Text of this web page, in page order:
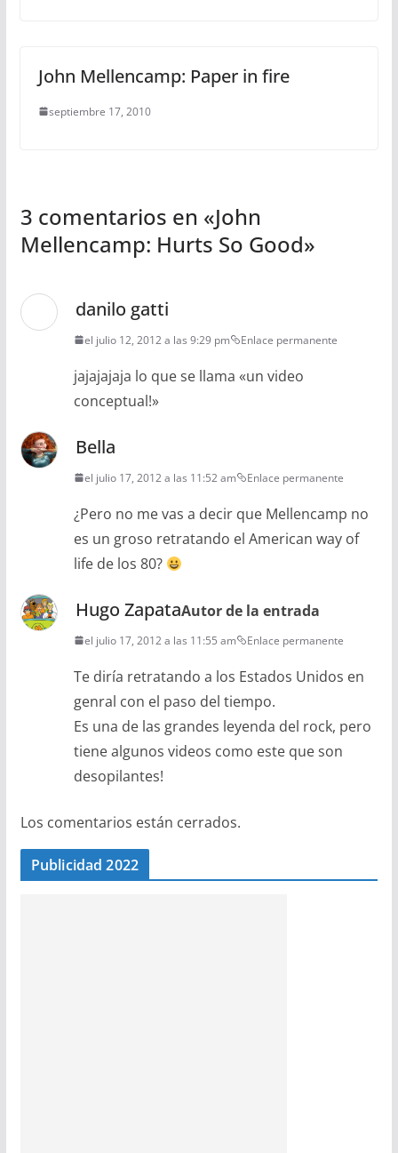
John Mellencamp: Paper in fire
septiembre 17, 2010
3 comentarios en «John
Mellencamp: Hurts So Good»
danilo gatti
el julio 12, 2012 a las 9:29 pm Enlace permanente
jajajajaja lo que se llama «un video
conceptual!»
Bella
el julio 17, 2012 a las 11:52 am Enlace permanente
¿Pero no me vas a decir que Mellencamp no
es un groso retratando el American way of
life de los 80?
Hugo ZapataAutor de la entrada
el julio 17, 2012 a las 11:55 am Enlace permanente
Te diría retratando a los Estados Unidos en
genral con el paso del tiempo.
Es una de las grandes leyenda del rock, pero
tiene algunos videos como este que son
desopilantes!
Los comentarios están cerrados.
Publicidad 2022